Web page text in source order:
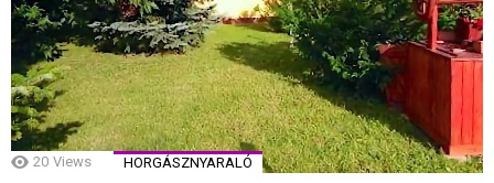
20 Views HORGÁSZNYARALÓ